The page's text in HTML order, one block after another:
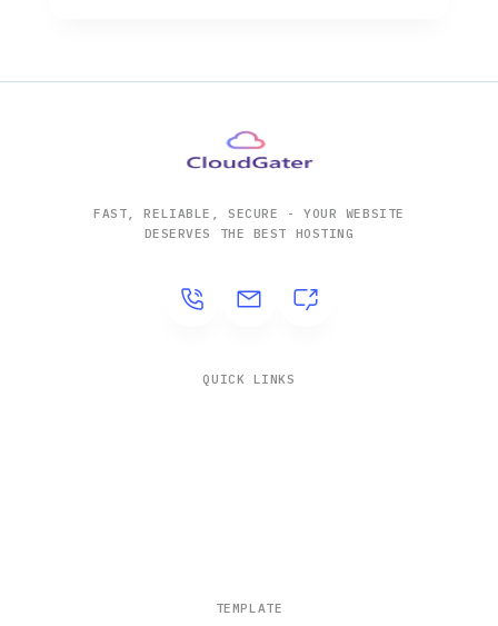
FAST, RELIABLE, SECURE - YOUR WEBSITE
DESERVES THE BEST HOSTING
QUICK LINKS
TEMPLATE